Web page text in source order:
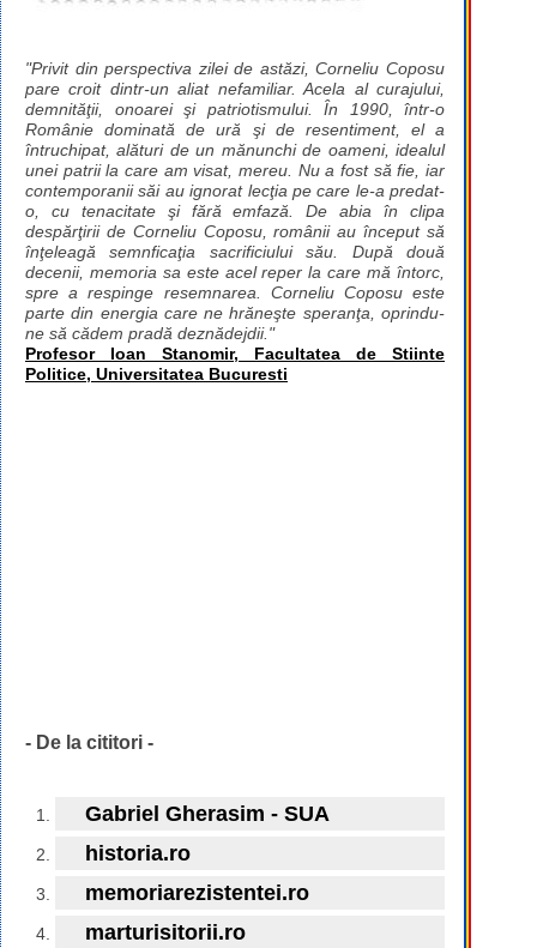
"Privit din perspectiva zilei de astăzi, Corneliu Coposu
pare croit dintr-un aliat nefamiliar. Acela al curajului,
demnităţii, onoarei şi patriotismului. În 1990, într-o
Românie dominată de ură şi de resentiment, el a
întruchipat, alături de un mănunchi de oameni, idealul
unei patrii la care am visat, mereu. Nu a fost să fie, iar
contemporanii săi au ignorat lecţia pe care le-a predat-
o, cu tenacitate şi fără emfază. De abia în clipa
despărţirii de Corneliu Coposu, românii au început să
înţeleagă semnficaţia sacrificiului său. După două
decenii, memoria sa este acel reper la care mă întorc,
spre a respinge resemnarea. Corneliu Coposu este
parte din energia care ne hrăneşte speranţa, oprindu-
ne să cădem pradă deznădejdii."
Profesor Ioan Stanomir, Facultatea de Stiinte
Politice, Universitatea Bucuresti
- De la cititori -
Gabriel Gherasim - SUA
historia.ro
memoriarezistentei.ro
marturisitorii.ro